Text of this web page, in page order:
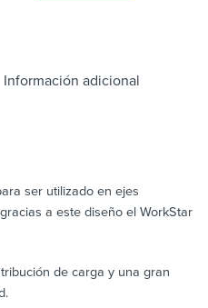
Información adicional
ser utilizado en ejes
a este diseño el WorkStar
de carga y una gran